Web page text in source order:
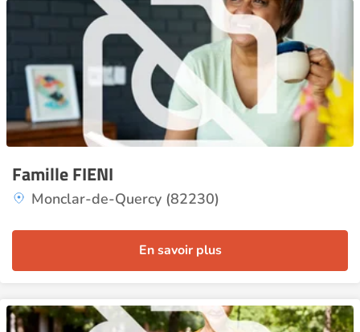
Famille FIENI
Monclar-de-Quercy (82230)
En savoir plus